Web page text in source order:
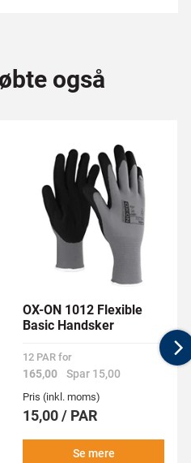
også
OX-ON 1012 Flexible
Basic Handsker
12 PAR for
165,00 Spar 15,00
Pris (inkl. moms)
15,00 / PAR
Se mere